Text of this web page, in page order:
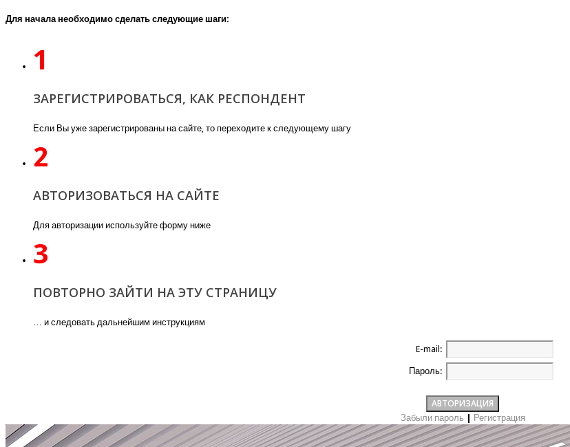
Для начала необходимо сделать следующие шаги:
1
ЗАРЕГИСТРИРОВАТЬСЯ, КАК РЕСПОНДЕНТ
Если Вы уже зарегистрированы на сайте, то переходите к следующему шагу
2
АВТОРИЗОВАТЬСЯ НА САЙТЕ
Для авторизации используйте форму ниже
3
ПОВТОРНО ЗАЙТИ НА ЭТУ СТРАНИЦУ
… и следовать дальнейшим инструкциям
E-mail:
Пароль:
Забыли пароль Регистрация